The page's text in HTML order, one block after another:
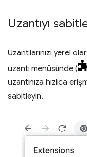
Uzantıyı
Uzantılarınızı yerel
uzantı menüsünde (
uzantınıza hızlıca
sabitleyin.